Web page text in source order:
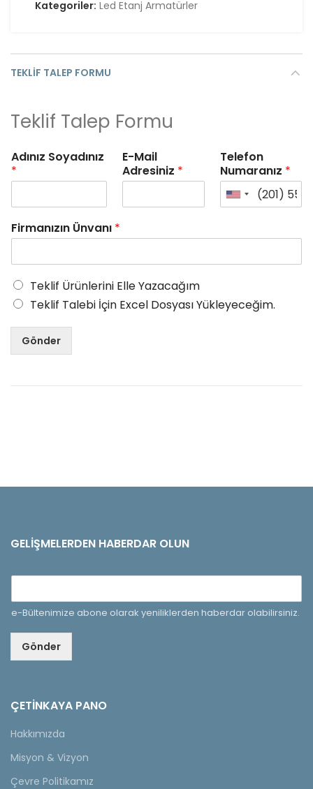
Kategoriler: Led Etanj Armatürler
TEKLIF TALEP FORMU
Teklif Talep Formu
Adınız Soyadınız
*
E-Mail
Adresiniz *
Telefon
Numaranız *
Firmanızın Ünvanı *
Teklif Ürünlerini Elle Yazacağım
Teklif Talebi İçin Excel Dosyası Yükleyeceğim.
Gönder
GELIŞMELERDEN HABERDAR OLUN
e-Bültenimize abone olarak yeniliklerden haberdar olabilirsiniz.
Gönder
ÇETINKAYA PANO
Hakkımızda
Misyon & Vizyon
Çevre Politikamız